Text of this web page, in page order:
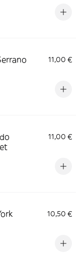
11,00 €
11,00 €
10,50 €